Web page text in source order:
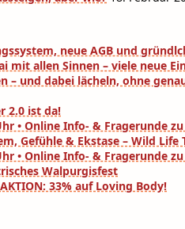
neue AGB und
mit allen Sinnen – viele neue
– und dabei lächeln, ohne
2.0 ist da!
• Online Info- & Fragerunde
Gefühle & Ekstase – Wild
• Online Info- & Fragerunde
Walpurgisfest
AKTION: 33% auf Loving Body!